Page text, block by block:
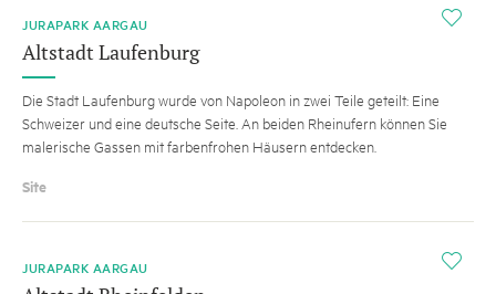
i
JURAPARK AARGAU
Altstadt Laufenburg
Die Stadt Laufenburg wurde von Napoleon in zwei Teile geteilt: Eine
Schweizer und eine deutsche Seite. An beiden Rheinufern können Sie
malerische Gassen mit farbenfrohen Häusern entdecken.
Site
i
JURAPARK AARGAU